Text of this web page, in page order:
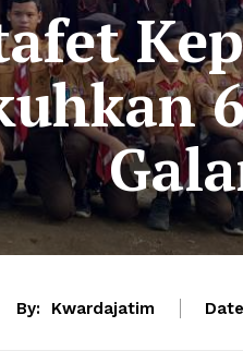
By: Kwardajatim